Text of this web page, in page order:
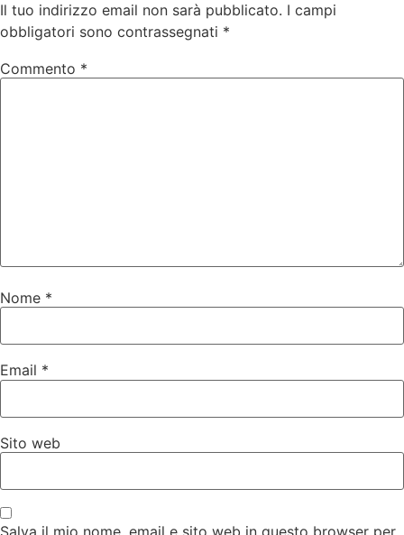
Il tuo indirizzo email non sarà pubblicato. I campi
obbligatori sono contrassegnati *
Commento *
Nome *
Email *
Sito web